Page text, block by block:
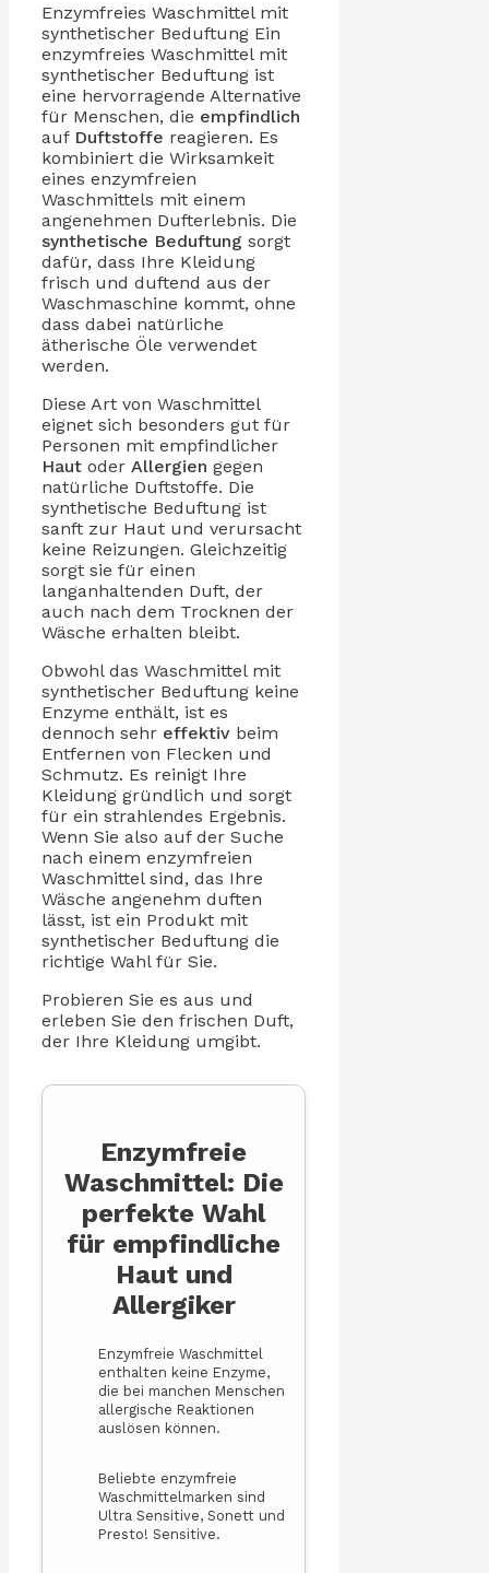
Enzymfreies Waschmittel mit
synthetischer Beduftung Ein
enzymfreies Waschmittel mit
synthetischer Beduftung ist
eine hervorragende Alternative
für Menschen, die empfindlich
auf Duftstoffe reagieren. Es
kombiniert die Wirksamkeit
eines enzymfreien
Waschmittels mit einem
angenehmen Dufterlebnis. Die
synthetische Beduftung sorgt
dafür, dass Ihre Kleidung
frisch und duftend aus der
Waschmaschine kommt, ohne
dass dabei natürliche
ätherische Öle verwendet
werden.
Diese Art von Waschmittel
eignet sich besonders gut für
Personen mit empfindlicher
Haut oder Allergien gegen
natürliche Duftstoffe. Die
synthetische Beduftung ist
sanft zur Haut und verursacht
keine Reizungen. Gleichzeitig
sorgt sie für einen
langanhaltenden Duft, der
auch nach dem Trocknen der
Wäsche erhalten bleibt.
Obwohl das Waschmittel mit
synthetischer Beduftung keine
Enzyme enthält, ist es
dennoch sehr effektiv beim
Entfernen von Flecken und
Schmutz. Es reinigt Ihre
Kleidung gründlich und sorgt
für ein strahlendes Ergebnis.
Wenn Sie also auf der Suche
nach einem enzymfreien
Waschmittel sind, das Ihre
Wäsche angenehm duften
lässt, ist ein Produkt mit
synthetischer Beduftung die
richtige Wahl für Sie.
Probieren Sie es aus und
erleben Sie den frischen Duft,
der Ihre Kleidung umgibt.
Enzymfreie
Waschmittel: Die
perfekte Wahl
für empfindliche
Haut und
Allergiker
Enzymfreie Waschmittel
enthalten keine Enzyme,
die bei manchen Menschen
allergische Reaktionen
auslösen können.
Beliebte enzymfreie
Waschmittelmarken sind
Ultra Sensitive, Sonett und
Presto! Sensitive.